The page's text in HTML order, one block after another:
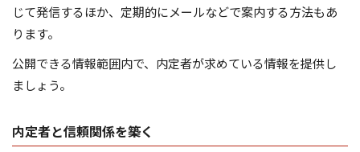
じて発信するほか、定期的にメールなどで案内する方法もあ
ります。
公開できる情報範囲内で、内定者が求めている情報を提供し
ましょう。
内定者と信頼関係を築く